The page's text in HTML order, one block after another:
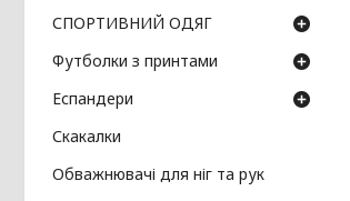
СПОРТИВНИЙ ОДЯГ
Футболки з принтами
Еспандери
Скакалки
Обважнювачі для ніг та рук